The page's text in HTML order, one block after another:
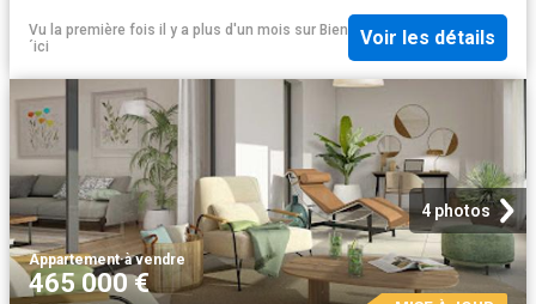
Vu la première fois il y a plus d'un mois sur Bien
´ici
Voir les détails
4 photos
Appartement·à vendre
465 000 €